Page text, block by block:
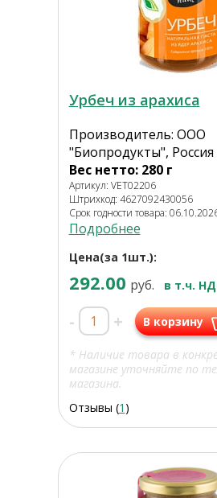
Урбеч из арахиса
Производитель: ООО
"Биопродукты", Россия
Вес нетто: 280 г
Артикул: VET02206
Штрихкод: 4627092430056
Срок годности товара:
Подробнее
Цена(за 1шт.):
292.00 руб. в т.ч.
- + В корзину
* Наличие товара в
магазине уточняйте по
магазина.
Отзывы (1 )